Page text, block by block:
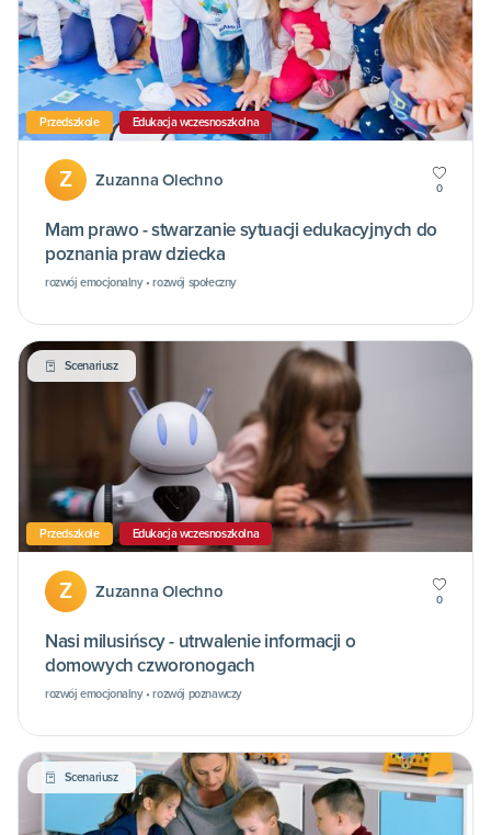
Przedszkole Edukacja wczesnoszkolna
Z Zuzanna Olechno 0
Mam prawo - stwarzanie sytuacji edukacyjnych do
poznania praw dziecka
rozwój emocjonalny • rozwój społeczny
Scenariusz
Przedszkole Edukacja wczesnoszkolna
Z Zuzanna Olechno 0
Nasi milusińscy - utrwalenie informacji o
domowych czworonogach
rozwój emocjonalny • rozwój poznawczy
Scenariusz